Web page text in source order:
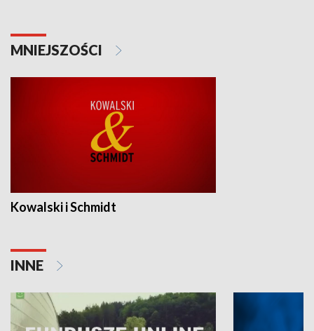
MNIEJSZOŚCI
Kowalski i Schmidt
INNE